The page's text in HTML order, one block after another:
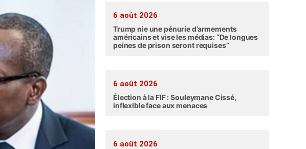
6 août 2026
Trump nie une pénurie d’armements
américains et vise les médias: “De longues
peines de prison seront requises”
6 août 2026
Élection à la FIF : Souleymane Cissé,
inflexible face aux menaces
6 août 2026